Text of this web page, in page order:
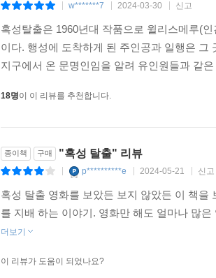
w*******7 2024-03-30 신고
혹성탈출은 1960년대 작품으로 윌리스메루(
이다. 행성에 도착하게 된 주인공과 일행은
지구에서 온 문명인임을 알려 유인원들과 같
18명이 이 리뷰를 추천합니다.
종이책 구매 "혹성 탈출" 리뷰
p**********e 2024-05-21 신고
혹성 탈출 영화를 보았든 보지 않았든 이 책
를 지배 하는 이야기. 영화만 해도 얼마나 많
더보기
이 리뷰가 도움이 되었나요?